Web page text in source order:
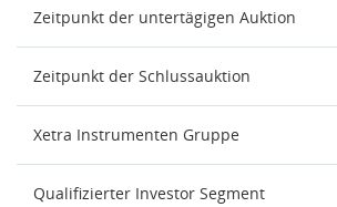
Zeitpunkt der untertägigen Auktion
Zeitpunkt der Schlussauktion
Xetra Instrumenten Gruppe
Qualifizierter Investor Segment